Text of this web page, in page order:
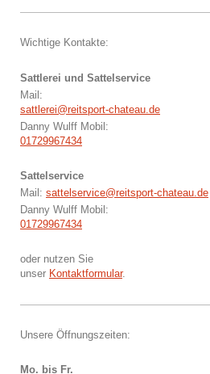
Wichtige Kontakte:
Sattlerei und Sattelservice
Mail:
sattlerei@reitsport-chateau.de
Danny Wulff Mobil:
01729967434
Sattelservice
Mail: sattelservice@reitsport-chateau.de
Danny Wulff Mobil:
01729967434
oder nutzen Sie
unser Kontaktformular.
Unsere Öffnungszeiten:
Mo. bis Fr.